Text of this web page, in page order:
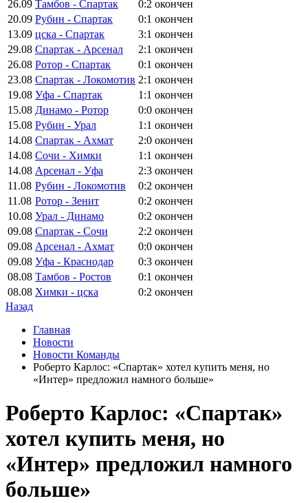
26.09 Тамбов - Спартак 0:2 окончен
20.09 Рубин - Спартак 0:1 окончен
13.09 цска - Спартак 3:1 окончен
29.08 Спартак - Арсенал 2:1 окончен
26.08 Ротор - Спартак 0:1 окончен
23.08 Спартак - Локомотив 2:1 окончен
19.08 Уфа - Спартак 1:1 окончен
15.08 Динамо - Ротор 0:0 окончен
15.08 Рубин - Урал 1:1 окончен
14.08 Спартак - Ахмат 2:0 окончен
14.08 Сочи - Химки 1:1 окончен
14.08 Арсенал - Уфа 2:3 окончен
11.08 Рубин - Локомотив 0:2 окончен
11.08 Ротор - Зенит 0:2 окончен
10.08 Урал - Динамо 0:2 окончен
09.08 Спартак - Сочи 2:2 окончен
09.08 Арсенал - Ахмат 0:0 окончен
09.08 Уфа - Краснодар 0:3 окончен
08.08 Тамбов - Ростов 0:1 окончен
08.08 Химки - цска 0:2 окончен
Назад
Главная
Новости
Новости Команды
Роберто Карлос: «Спартак» хотел купить меня, но
«Интер» предложил намного больше»
Роберто Карлос: «Спартак»
хотел купить меня, но
«Интер» предложил намного
больше»